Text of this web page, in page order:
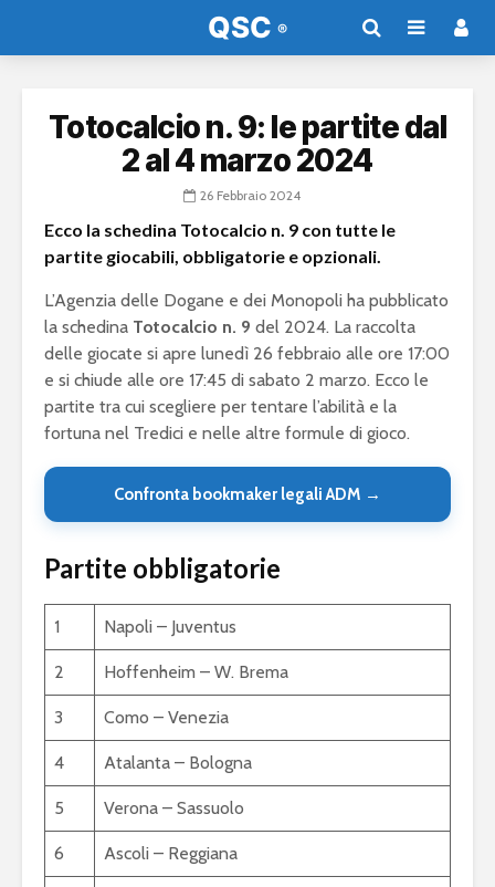
Totocalcio n. 9: le partite dal
2 al 4 marzo 2024
26 Febbraio 2024
Ecco la schedina Totocalcio n. 9 con tutte le
partite giocabili, obbligatorie e opzionali.
L’Agenzia delle Dogane e dei Monopoli ha pubblicato
la schedina Totocalcio n. 9 del 2024. La raccolta
delle giocate si apre lunedì 26 febbraio alle ore 17:00
e si chiude alle ore 17:45 di sabato 2 marzo. Ecco le
partite tra cui scegliere per tentare l’abilità e la
fortuna nel Tredici e nelle altre formule di gioco.
Confronta bookmaker legali ADM →
Partite obbligatorie
1 Napoli – Juventus
2 Hoffenheim – W. Brema
3 Como – Venezia
4 Atalanta – Bologna
5 Verona – Sassuolo
6 Ascoli – Reggiana